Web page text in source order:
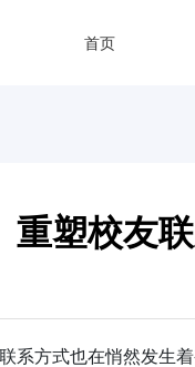
首页
重塑校友
系方式也在悄然发生